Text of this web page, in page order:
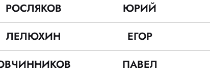
РОСЛЯКОВ
ЮРИЙ
ЛЕЛЮХИН
ЕГОР
ПАВЕЛ